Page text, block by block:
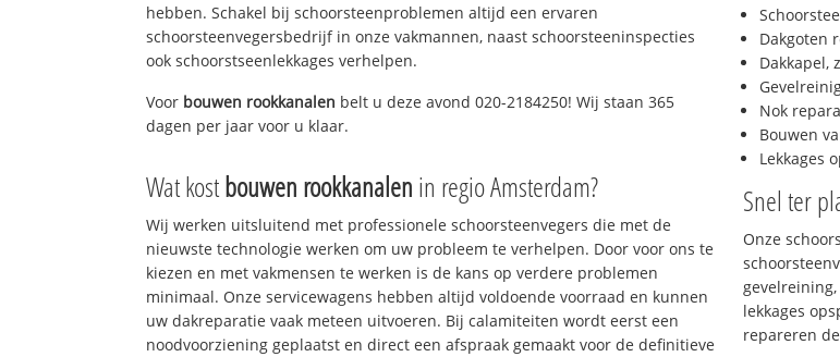
hebben. Schakel bij schoorsteenproblemen altijd een ervaren
schoorsteenvegersbedrijf in onze vakmannen, naast schoorsteeninspecties
ook schoorstseenlekkages verhelpen.
Voor bouwen rookkanalen belt u deze avond 020-2184250! Wij staan 365
dagen per jaar voor u klaar.
Wat kostbouwen rookkanalen in regio Amsterdam?
Wij werken uitsluitend met professionele schoorsteenvegers die met de
nieuwste technologie werken om uw probleem te verhelpen. Door voor ons te
kiezen en met vakmensen te werken is de kans op verdere problemen
minimaal. Onze servicewagens hebben altijd voldoende voorraad en kunnen
uw dakreparatie vaak meteen uitvoeren. Bij calamiteiten wordt eerst een
noodvoorziening geplaatst en direct een afspraak gemaakt voor de definitieve
Dakgoten
Dakkapel,
Nok
Bouwen
Lekkages
Snel ter
Onze
lekkages
repareren